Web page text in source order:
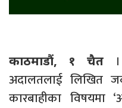
काठमाडौं, १ चैत
अदालतलाई लिखित
कारबाहीका विषयमा